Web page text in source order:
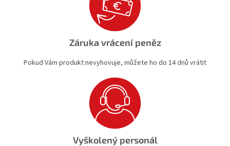
Záruka vrácení peněz
Pokud Vám produkt nevyhovuje, můžete ho do 14 dnů vrátit
Vyškolený personál